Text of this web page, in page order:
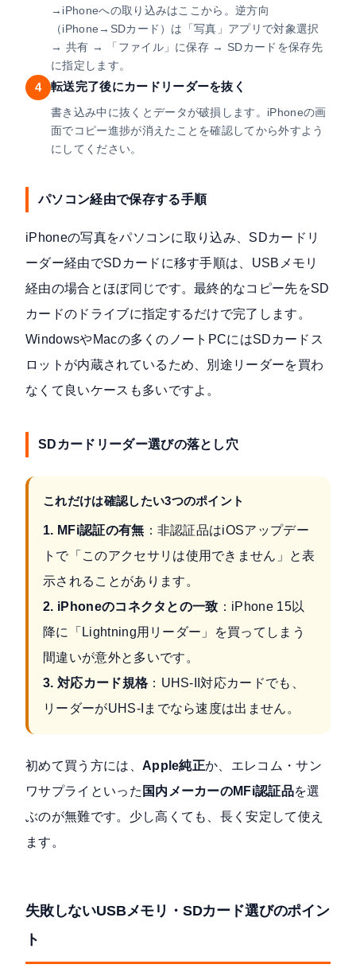
→iPhoneへの取り込みはここから。逆方向
（iPhone→SDカード）は「写真」アプリで対象選択
→ 共有 → 「ファイル」に保存 → SDカードを保存先
に指定します。
4 転送完了後にカードリーダーを抜く
書き込み中に抜くとデータが破損します。iPhoneの画
面でコピー進捗が消えたことを確認してから外すよう
にしてください。
パソコン経由で保存する手順
iPhoneの写真をパソコンに取り込み、SDカードリ
ーダー経由でSDカードに移す手順は、USBメモリ
経由の場合とほぼ同じです。最終的なコピー先をSD
カードのドライブに指定するだけで完了します。
WindowsやMacの多くのノートPCにはSDカードス
ロットが内蔵されているため、別途リーダーを買わ
なくて良いケースも多いですよ。
SDカードリーダー選びの落とし穴
これだけは確認したい3つのポイント
1. MFi認証の有無 ：非認証品はiOSアップデー
トで「このアクセサリは使用できません」と表
示されることがあります。
2. iPhoneのコネクタとの一致 ：iPhone 15以
降に「Lightning用リーダー」を買ってしまう
間違いが意外と多いです。
3. 対応カード規格：UHS-II対応カードでも、
リーダーがUHS-Iまでなら速度は出ません。
初めて買う方には、 Apple純正か、エレコム・サン
ワサプライといった 国内メーカーのMFi認証品を選
ぶのが無難です。少し高くても、長く安定して使え
ます。
失敗しないUSBメモリ・SDカード選びのポイン
ト